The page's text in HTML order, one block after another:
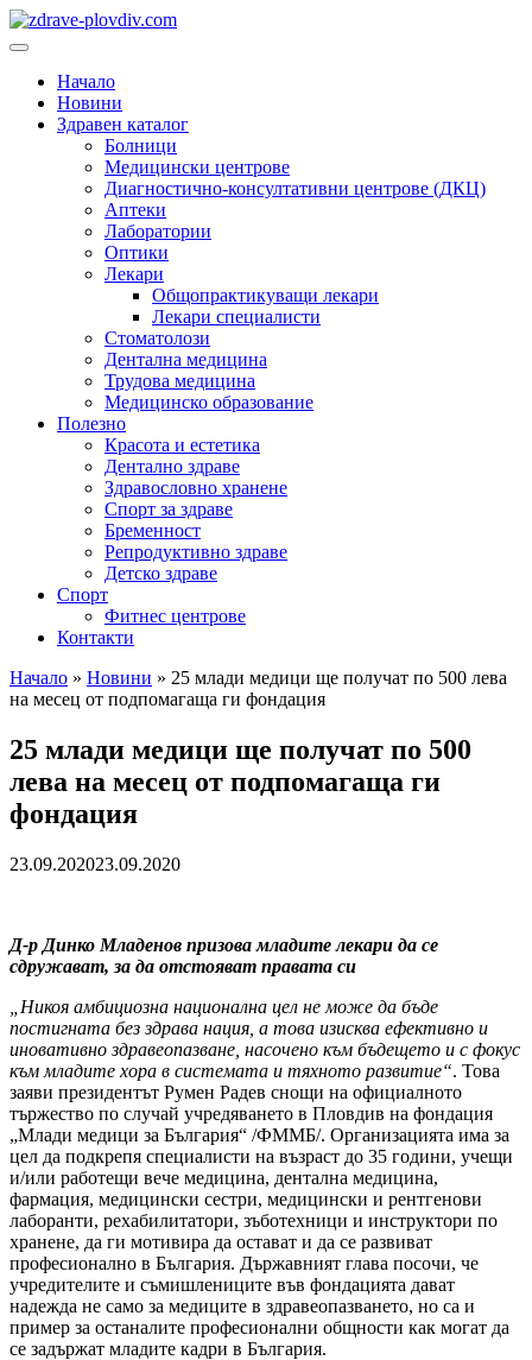
Преминете
към
Основно
Начало
Новини
Здравен каталог
Болници
Медицински центрове
Диагностично-консултативни центрове (ДКЦ)
Аптеки
Лаборатории
Оптики
Лекари
Общопрактикуващи лекари
Лекари специалисти
Стоматолози
Дентална медицина
Трудова медицина
Медицинско образование
Полезно
Красота и естетика
Дентално здраве
Здравословно хранене
Спорт за здраве
Бременност
Репродуктивно здраве
Детско здраве
Спорт
Фитнес центрове
Контакти
Начало » Новини » 25 млади медици ще получат по 500 лева
на месец от подпомагаща ги фондация
25 млади медици ще получат по 500
лева на месец от подпомагаща ги
фондация
23.09.202023.09.2020
Д-р Динко Младенов призова младите лекари да се
сдружават, за да отстояват правата си
„Никоя амбициозна национална цел не може да бъде
постигната без здрава нация, а това изисква ефективно и
иновативно здравеопазване, насочено към бъдещето и с фокус
към младите хора в системата и тяхното развитие“. Това
заяви президентът Румен Радев снощи на официалното
тържество по случай учредяването в Пловдив на фондация
„Млади медици за България“ /ФММБ/. Организацията има за
цел да подкрепя специалисти на възраст до 35 години, учещи
и/или работещи вече медицина, дентална медицина,
фармация, медицински сестри, медицински и рентгенови
лаборанти, рехабилитатори, зъботехници и инструктори по
хранене, да ги мотивира да остават и да се развиват
професионално в България. Държавният глава посочи, че
учредителите и съмишлениците във фондацията дават
надежда не само за медиците в здравеопазването, но са и
пример за останалите професионални общности как могат да
се задържат младите кадри в България.